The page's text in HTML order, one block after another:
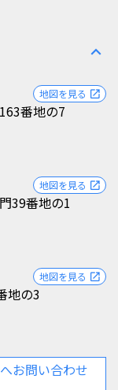
expand_less
番地の7
地図を見る open_in_new
39番地の1
地図を見る open_in_new
地の3
地図を見る open_in_new
お問い合わせ